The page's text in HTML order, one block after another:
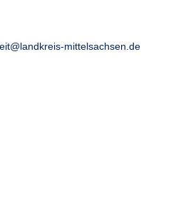
mittelsachsen.de